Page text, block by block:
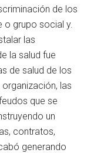
de los
o grupo social y.
las
la salud fue
de salud de los
las
que se
un
contratos,
generando